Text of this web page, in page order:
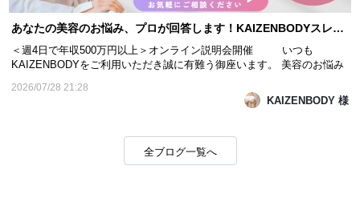
あなたの美容のお悩み、プロが回答します！KAIZENBODYスレッズ相談室
＜週4日で年収500万円以上＞オンライン説明会開催 いつも
KAIZENBODYをご利用いただき誠に有難う御座います。 美容のお悩み
も若々しくいたい」 そんな皆様の想いに寄り添うため、KAIZENBODY
では身体・美容に関する幅広い知識を持つ美容家が活動し...
2026/07/28 21:28
KAIZENBODY 様
全ブログ一覧へ